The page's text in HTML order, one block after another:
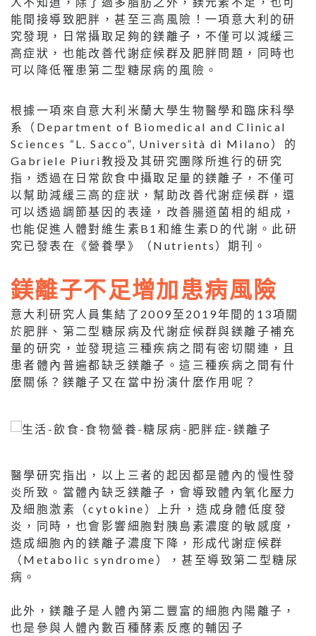
能間接導致肥胖，甚至三高風險！一項意大利的研
究發現，日常攝取足夠的鎂離子，不僅可以減緩三
高症狀，也能改善代謝症候群及肥胖問題，同時也
可以降低罹患第二型糖尿病的風險。
根據一項來自意大利米蘭大學生物醫學和臨床科學
系（Department of Biomedical and Clinical
Sciences “L. Sacco”, Università di Milano）的
Gabriele Piuri教授及其研究團隊所進行的研究
指，透過在日常飲食中攝取足量的鎂離子，不僅可
以幫助減緩三高的症狀，幫助改善代謝症候群，還
可以透過調節基因的表達，改善腸道菌相的組成，
也能促進人體對維生素B1和維生素D的代謝。此研
究已發表在《營養學》（Nutrients）期刊。
鎂離子不足增加患病風險
意大利研究人員集結了2009至2019年間的13項關
於肥胖、第二型糖尿病及代謝症候群與鎂離子補充
量的研究，並發現這三種疾病之間有密切關連，且
患者體內普遍都缺乏鎂離子。這三種疾病之間有什
麼關係？鎂離子又在當中扮演什麼作用呢？
醫學研究指出，以上三者的起因都是體內的慢性發
炎所致。當體內缺乏鎂離子，會導致體內氧化壓力
及細胞激素（cytokine）上升，造成身體低度發
炎，同時，也會影響細胞對胰島素濃度的敏感度，
造成細胞內的鎂離子濃度下降，形成代謝症候群
（Metabolic syndrome），甚至導致第二型糖尿
病。
此外，鎂離子是人體內第二豐富的細胞內陽離子，
也是參與人體內數百種酵素反應的輔因子